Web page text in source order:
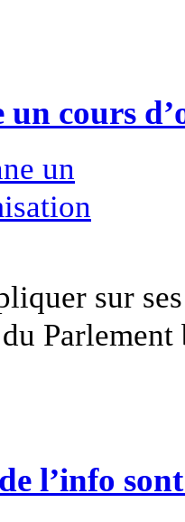
cours
sur
l’info